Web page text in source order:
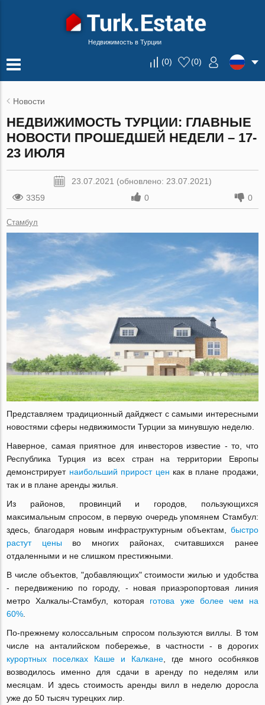
Недвижимость в Турции
(0) (0)
Новости
НЕДВИЖИМОСТЬ ТУРЦИИ: ГЛАВНЫЕ
НОВОСТИ ПРОШЕДШЕЙ НЕДЕЛИ – 17-
23 ИЮЛЯ
23.07.2021 (обновлено: 23.07.2021)
3359
0 0
Стамбул
Представляем традиционный дайджест с самыми интересными
новостями сферы недвижимости Турции за минувшую неделю.
Наверное, самая приятное для инвесторов известие - то, что
Республика Турция из всех стран на территории Европы
демонстрирует наибольший прирост цен как в плане продажи,
так и в плане аренды жилья.
Из районов, провинций и городов, пользующихся
максимальным спросом, в первую очередь упомянем Стамбул:
здесь, благодаря новым инфраструктурным объектам, быстро
растут ценыво многих районах, считавшихся ранее
отдаленными и не слишком престижными.
В числе объектов, "добавляющих" стоимости жилью и удобства
- передвижению по городу, - новая приаэропортовая линия
метро Халкалы-Стамбул, которая готова уже более чем на
60%
По-прежнему колоссальным спросом пользуются виллы. В том
числе на анталийском побережье, в частности - в дорогих
курортных поселках Каше и Калкане, где много особняков
возводилось именно для сдачи в аренду по неделям или
месяцам. И здесь стоимость аренды вилл в неделю доросла
уже до 50 тысяч турецких лир.